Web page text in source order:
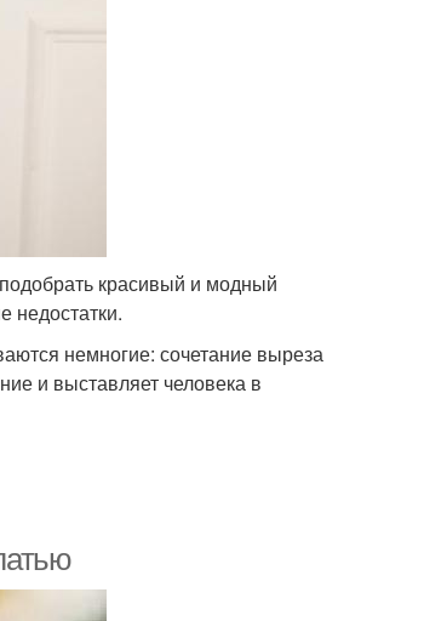
красивый и модный
немногие: сочетание выреза
и выставляет человека в